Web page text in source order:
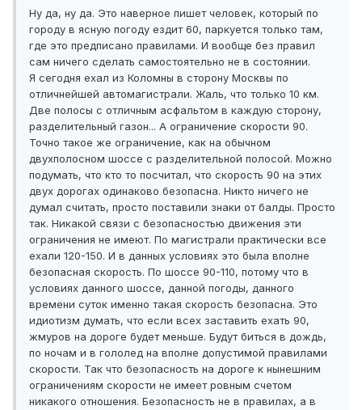
Ну да, ну да. Это наверное пишет человек, который по
городу в ясную погоду ездит 60, паркуется только там,
где это предписано правилами. И вообще без правил
сам ничего сделать самостоятельно не в состоянии.
Я сегодня ехал из Коломны в сторону Москвы по
отличнейшей автомагистрали. Жаль, что только 10 км.
Две полосы с отличным асфальтом в каждую сторону,
разделительный газон... А ограничение скорости 90.
Точно такое же ограничение, как на обычном
двухполосном шоссе с разделительной полосой. Можно
подумать, что кто то посчитал, что скорость 90 на этих
двух дорогах одинаково безопасна. Никто ничего не
думал считать, просто поставили знаки от балды. Просто
так. Никакой связи с безопасностью движения эти
ограничения не имеют. По магистрали практически все
ехали 120-150. И в данных условиях это была вполне
безопасная скорость. По шоссе 90-110, потому что в
условиях данного шоссе, данной погоды, данного
времени суток именно такая скорость безопасна. Это
идиотизм думать, что если всех заставить ехать 90,
жмуров на дороге будет меньше. Будут биться в дождь,
по ночам и в гололед на вполне допустимой правилами
скорости. Так что безопасность на дороге к нынешним
ограничениям скорости не имеет ровным счетом
никакого отношения. Безопасность не в правилах, а в